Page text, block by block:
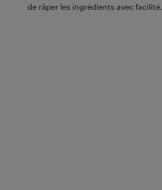
de râper les ingrédients avec facilité.